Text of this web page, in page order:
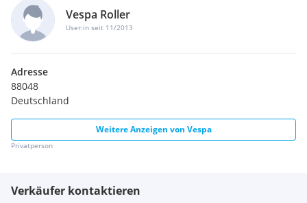
Vespa Roller
User:in seit 11/2013
Adresse
88048
Deutschland
Weitere Anzeigen von Vespa
Privatperson
Verkäufer kontaktieren